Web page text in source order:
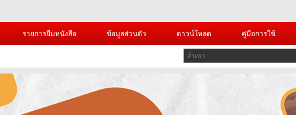
รายการยืมหนังสือ ข้อมูลส่วนตัว ดาวน์โหลด คู่มือการใช้